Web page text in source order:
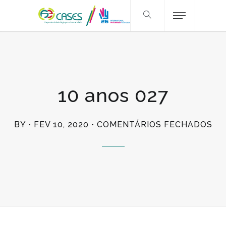
10 anos 027
BY FEV 10, 2020 COMENTÁRIOS FECHADOS